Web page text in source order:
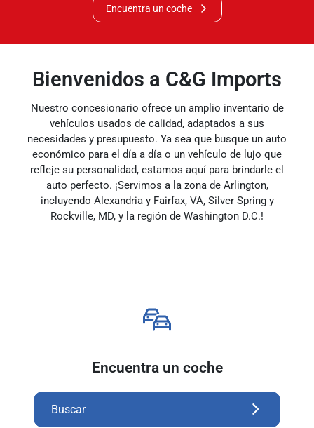
Encuentra un coche
Bienvenidos a C&G Imports
Nuestro concesionario ofrece un amplio inventario de
vehículos usados ​​de calidad, adaptados a sus
necesidades y presupuesto. Ya sea que busque un auto
económico para el día a día o un vehículo de lujo que
refleje su personalidad, estamos aquí para brindarle el
auto perfecto. ¡Servimos a la zona de Arlington,
incluyendo Alexandria y Fairfax, VA, Silver Spring y
Rockville, MD, y la región de Washington D.C.!
Encuentra un coche
Buscar